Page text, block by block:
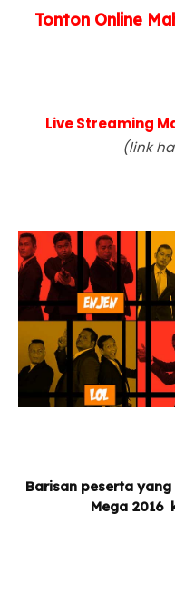
Tonton Online
Live Streaming
(link
Barisan peserta
Mega 2016